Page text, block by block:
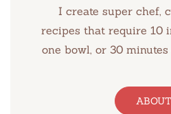
I create super chef,
recipes that require 10
one bowl, or 30
ABOUT